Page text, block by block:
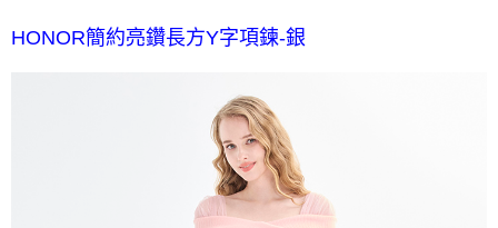
每筆NT$120，滿NT$2,000(含以上)免運費
HONOR簡約亮鑽長方Y字項鍊-銀